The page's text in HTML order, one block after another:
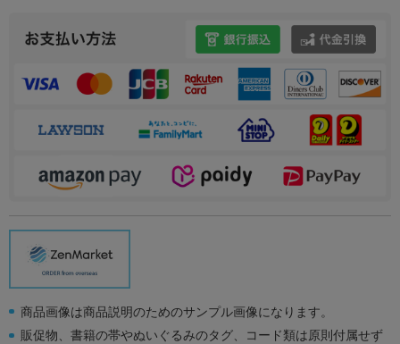
商品画像は商品説明のためのサンプル画像になります。
販促物、書籍の帯やぬいぐるみのタグ、コード類は原則付属せず